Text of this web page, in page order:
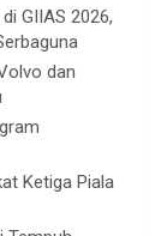
GIIAS 2026,
dan
Ketiga Piala